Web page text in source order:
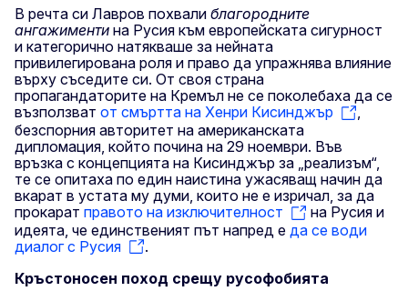
В речта си Лавров похвали благородните
ангажименти на Русия към европейската сигурност
и категорично натякваше за нейната
привилегирована роля и право да упражнява влияние
върху съседите си. От своя страна
пропагандаторите на Кремъл не се поколебаха да се
възползват от смъртта на Хенри Кисинджър
,
безспорния авторитет на американската
дипломация, който почина на 29 ноември. Във
връзка с концепцията на Кисинджър за „реализъм“,
те се опитаха по един наистина ужасяващ начин да
вкарат в устата му думи, които не е изричал, за да
прокарат правото на изключителност
на Русия и
идеята, че единственият път напред е да се води
диалог с Русия
.
Кръстоносен поход срещу русофобията